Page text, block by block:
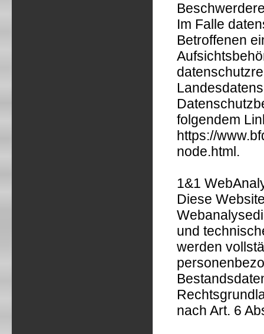
Im Falle
Betroffenen
folgendem
https://
node.html.
1&1
Diese
und
werden
nach Art. 6